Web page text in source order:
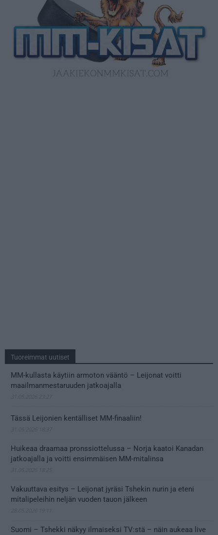
Tuoreimmat uutiset
MM-kullasta käytiin armoton vääntö – Leijonat voitti
maailmanmestaruuden jatkoajalla
Tässä Leijonien kentälliset MM-finaaliin!
Huikeaa draamaa pronssiottelussa – Norja kaatoi Kanadan
jatkoajalla ja voitti ensimmäisen MM-mitalinsa
Vakuuttava esitys – Leijonat jyräsi Tshekin nurin ja eteni
mitalipeleihin neljän vuoden tauon jälkeen
Suomi – Tshekki näkyy ilmaiseksi TV:stä – näin aukeaa live